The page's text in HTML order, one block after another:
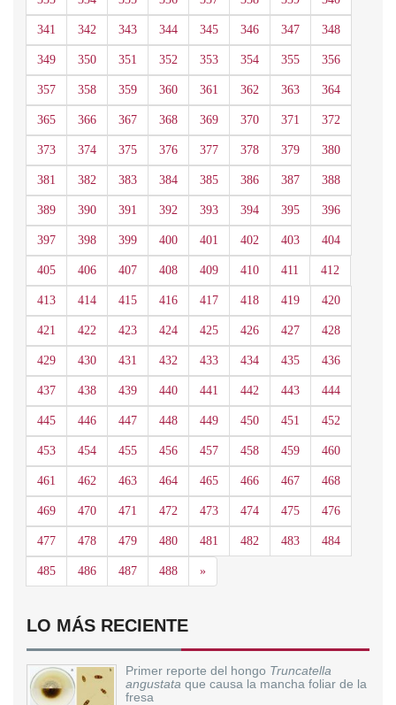
341 342 343 344 345 346 347 348
349 350 351 352 353 354 355 356
357 358 359 360 361 362 363 364
365 366 367 368 369 370 371 372
373 374 375 376 377 378 379 380
381 382 383 384 385 386 387 388
389 390 391 392 393 394 395 396
397 398 399 400 401 402 403 404
405 406 407 408 409 410 411 412
413 414 415 416 417 418 419 420
421 422 423 424 425 426 427 428
429 430 431 432 433 434 435 436
437 438 439 440 441 442 443 444
445 446 447 448 449 450 451 452
453 454 455 456 457 458 459 460
461 462 463 464 465 466 467 468
469 470 471 472 473 474 475 476
477 478 479 480 481 482 483 484
485 486 487 488 »Siguiente
LO MÁS RECIENTE
Primer reporte del hongo Truncatella
angustata que causa la mancha foliar de la
fresa